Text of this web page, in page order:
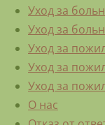
Уход за
Уход за
Уход за
Уход за
Уход за
О нас